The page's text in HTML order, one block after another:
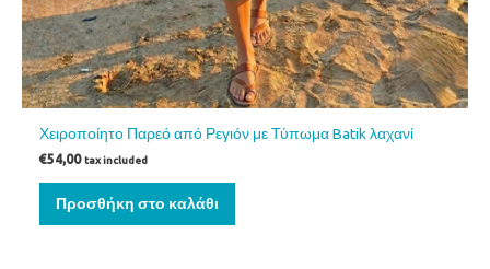
Χειροποίητο Παρεό από Ρεγιόν με Τύπωμα Batik λαχανί
€54,00 tax included
Προσθήκη στο καλάθι